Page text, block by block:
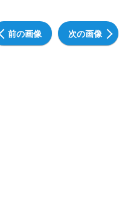
前の画像 次の画像